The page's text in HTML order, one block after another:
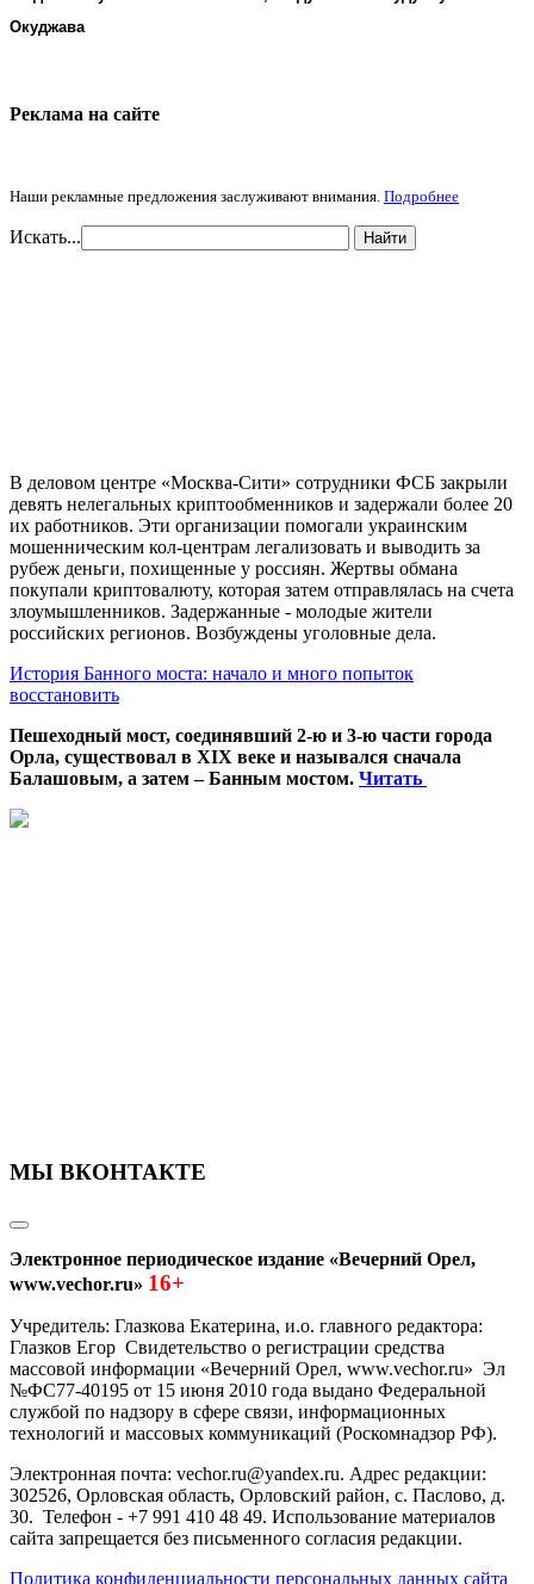
Окуджава
Реклама на cайте
Наши рекламные предложения заслуживают внимания. Подробнее
Искать... Найти
В деловом центре «Москва-Сити» сотрудники ФСБ закрыли
девять нелегальных криптообменников и задержали более 20
их работников. Эти организации помогали украинским
мошенническим кол-центрам легализовать и выводить за
рубеж деньги, похищенные у россиян. Жертвы обмана
покупали криптовалюту, которая затем отправлялась на счета
злоумышленников. Задержанные - молодые жители
российских регионов. Возбуждены уголовные дела.
История Банного моста: начало и много попыток
восстановить
Пешеходный мост, соединявший 2-ю и 3-ю части города
Орла, существовал в XIX веке и назывался сначала
Балашовым, а затем – Банным мостом. Читать
МЫ ВКОНТАКТЕ
Электронное периодическое издание «Вечерний Орел,
www.vechor.ru» 16+
Учредитель: Глазкова Екатерина, и.о. главного редактора:
Глазков Егор Свидетельство о регистрации средства
массовой информации «Вечерний Орел, www.vechor.ru» Эл
№ФС77-40195 от 15 июня 2010 года выдано Федеральной
службой по надзору в сфере связи, информационных
технологий и массовых коммуникаций (Роскомнадзор РФ).
Электронная почта: vechor.ru@yandex.ru. Адрес редакции:
302526, Орловская область, Орловский район, с. Паслово, д.
30. Телефон - +7 991 410 48 49. Использование материалов
сайта запрещается без письменного согласия редакции.
Политика конфиденциальности персональных данных сайта